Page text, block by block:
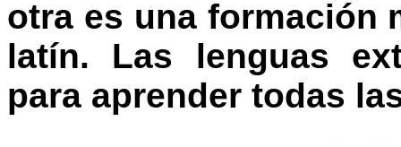
otra es una formación
latín. Las lenguas
para aprender todas